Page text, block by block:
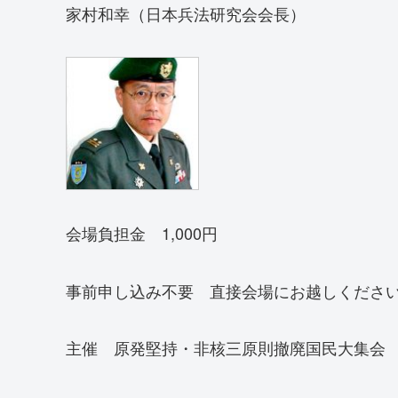
家村和幸（日本兵法研究会会長）
会場負担金 1,000円
事前申し込み不要 直接会場にお越しくださ
主催 原発堅持・非核三原則撤廃国民大集会